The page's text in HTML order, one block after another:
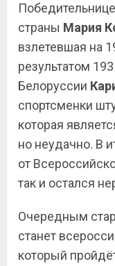
страны Мария
взлетевшая на
результатом
Белоруссии
спортсменки
которая
но неудачно. В
от
так и остался
Очередным
станет
который